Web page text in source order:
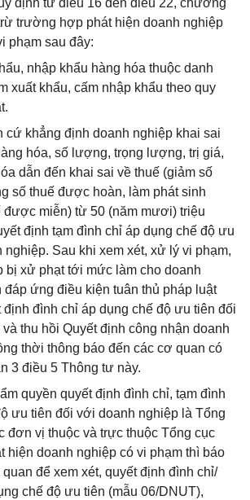
định từ điều 16 đến điều 22, chương
trường hợp phát hiện doanh nghiệp
phạm sau đây:
nhập khẩu hàng hóa thuộc danh
xuất khẩu, cấm nhập khẩu theo quy
cứ khẳng định doanh nghiệp khai sai
hóa, số lượng, trọng lượng, trị giá,
dẫn đến khai sai về thuế (giảm số
số thuế được hoàn, làm phát sinh
được miễn) từ 50 (năm mươi) triệu
định tạm đình chỉ áp dụng chế độ ưu
Sau khi xem xét, xử lý vi phạm,
bị xử phạt tới mức làm cho doanh
đáp ứng điều kiện tuân thủ pháp luật
định đình chỉ áp dụng chế độ ưu tiên đối
thu hồi Quyết định công nhận doanh
thời thông báo đến các cơ quan có
3 điều 5 Thông tư này.
quyền quyết định đình chỉ, tạm đình
ưu tiên đối với doanh nghiệp là Tổng
đơn vị thuộc và trực thuộc Tổng cục
hiện doanh nghiệp có vi phạm thì báo
để xem xét, quyết định đình chỉ/
chế độ ưu tiên (mẫu 06/DNUT),